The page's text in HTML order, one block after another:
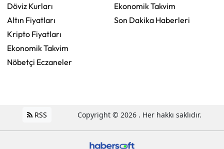
Döviz Kurları
Altın Fiyatları
Kripto Fiyatları
Ekonomik Takvim
Nöbetçi Eczaneler
Ekonomik Takvim
Son Dakika Haberleri
RSS Copyright © 2026 . Her hakkı saklıdır.